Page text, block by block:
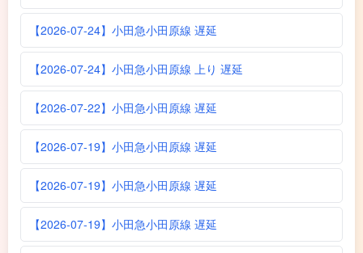
【2026-07-24】小田急小田原線 遅延
【2026-07-24】小田急小田原線 上り 遅延
【2026-07-22】小田急小田原線 遅延
【2026-07-19】小田急小田原線 遅延
【2026-07-19】小田急小田原線 遅延
【2026-07-19】小田急小田原線 遅延